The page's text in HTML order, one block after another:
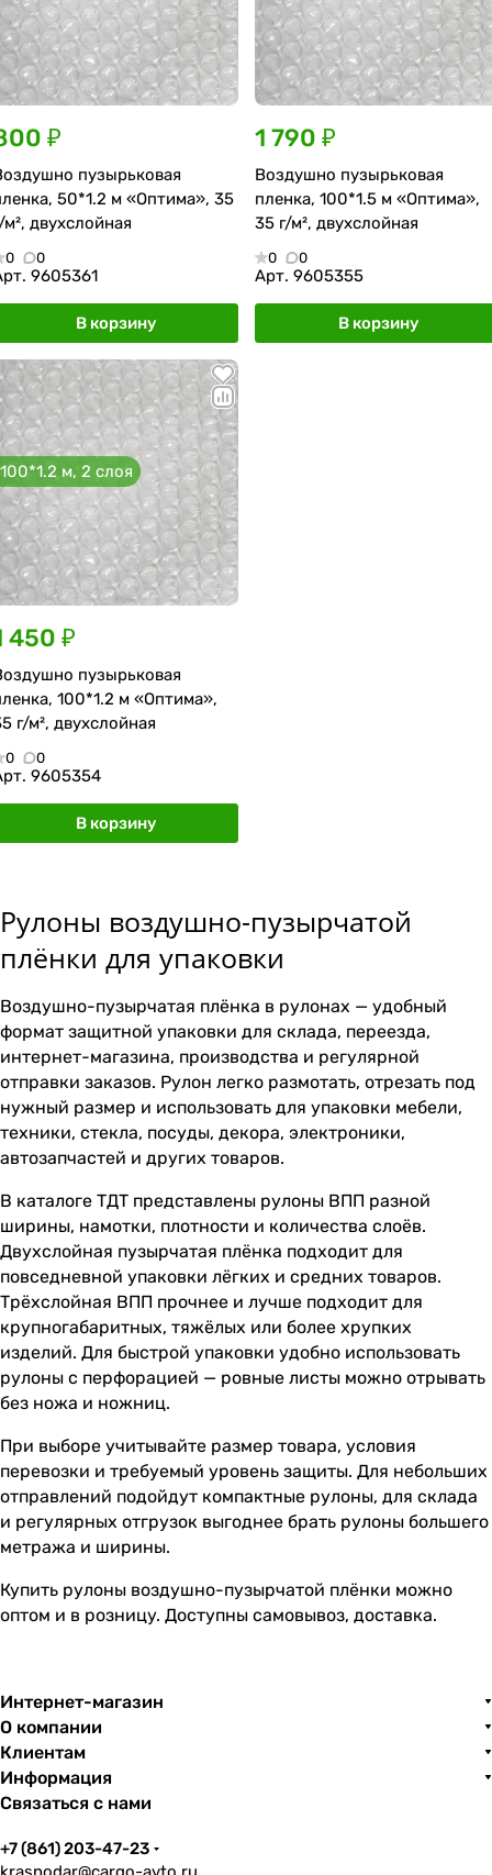
₽
пузырьковая
50*1.2 м «Оптима», 35
м², двухслойная
0 0
9605361
В корзину
1 790 ₽
Воздушно пузырьковая
пленка, 100*1.5 м «Оптима»,
35 г/м², двухслойная
0 0
Арт. 9605355
В корзину
100*1.2 м, 2 слоя
450 ₽
пузырьковая
100*1.2 м «Оптима»,
г/м², двухслойная
0 0
9605354
В корзину
Рулоны воздушно-пузырчатой
плёнки для упаковки
Воздушно-пузырчатая плёнка в рулонах — удобный
формат защитной упаковки для склада, переезда,
интернет-магазина, производства и регулярной
отправки заказов. Рулон легко размотать, отрезать под
нужный размер и использовать для упаковки мебели,
техники, стекла, посуды, декора, электроники,
автозапчастей и других товаров.
В каталоге ТДТ представлены рулоны ВПП разной
ширины, намотки, плотности и количества слоёв.
Двухслойная пузырчатая плёнка подходит для
повседневной упаковки лёгких и средних товаров.
Трёхслойная ВПП прочнее и лучше подходит для
крупногабаритных, тяжёлых или более хрупких
изделий. Для быстрой упаковки удобно использовать
рулоны с перфорацией — ровные листы можно отрывать
без ножа и ножниц.
При выборе учитывайте размер товара, условия
перевозки и требуемый уровень защиты. Для небольших
отправлений подойдут компактные рулоны, для склада
и регулярных отгрузок выгоднее брать рулоны большего
метража и ширины.
Купить рулоны воздушно-пузырчатой плёнки можно
оптом и в розницу. Доступны самовывоз, доставка.
Интернет-магазин
О компании
Клиентам
Информация
Связаться с нами
+7 (861) 203-47-23